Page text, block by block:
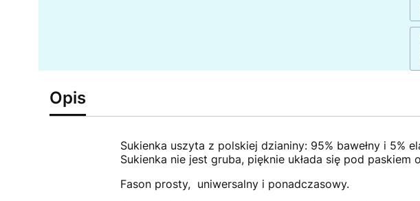
Opis
Sukienka uszyta z polskiej dzianiny: 95% bawełny i 5%
Sukienka nie jest gruba, pięknie układa się pod paskiem
Fason prosty, uniwersalny i ponadczasowy.